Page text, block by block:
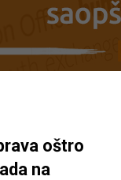
oštro
na